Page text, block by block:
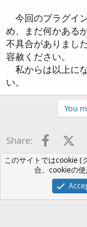
今回のプラグイ
め、まだ何かある
不具合がありまし
容赦ください。
私からは以上に
い。
You
Share:
素材集/プラグイン
ツクールフォーラ
このサイトではcookie (
合、cookieの使